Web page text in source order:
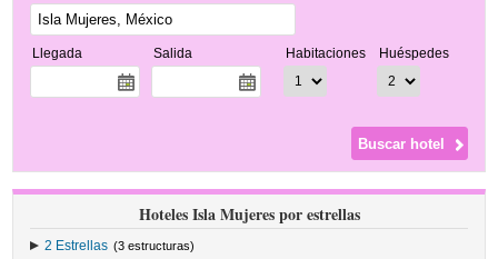
Llegada Salida Habitaciones Huéspedes
Hoteles Isla Mujeres por estrellas
2 Estrellas (3 estructuras)